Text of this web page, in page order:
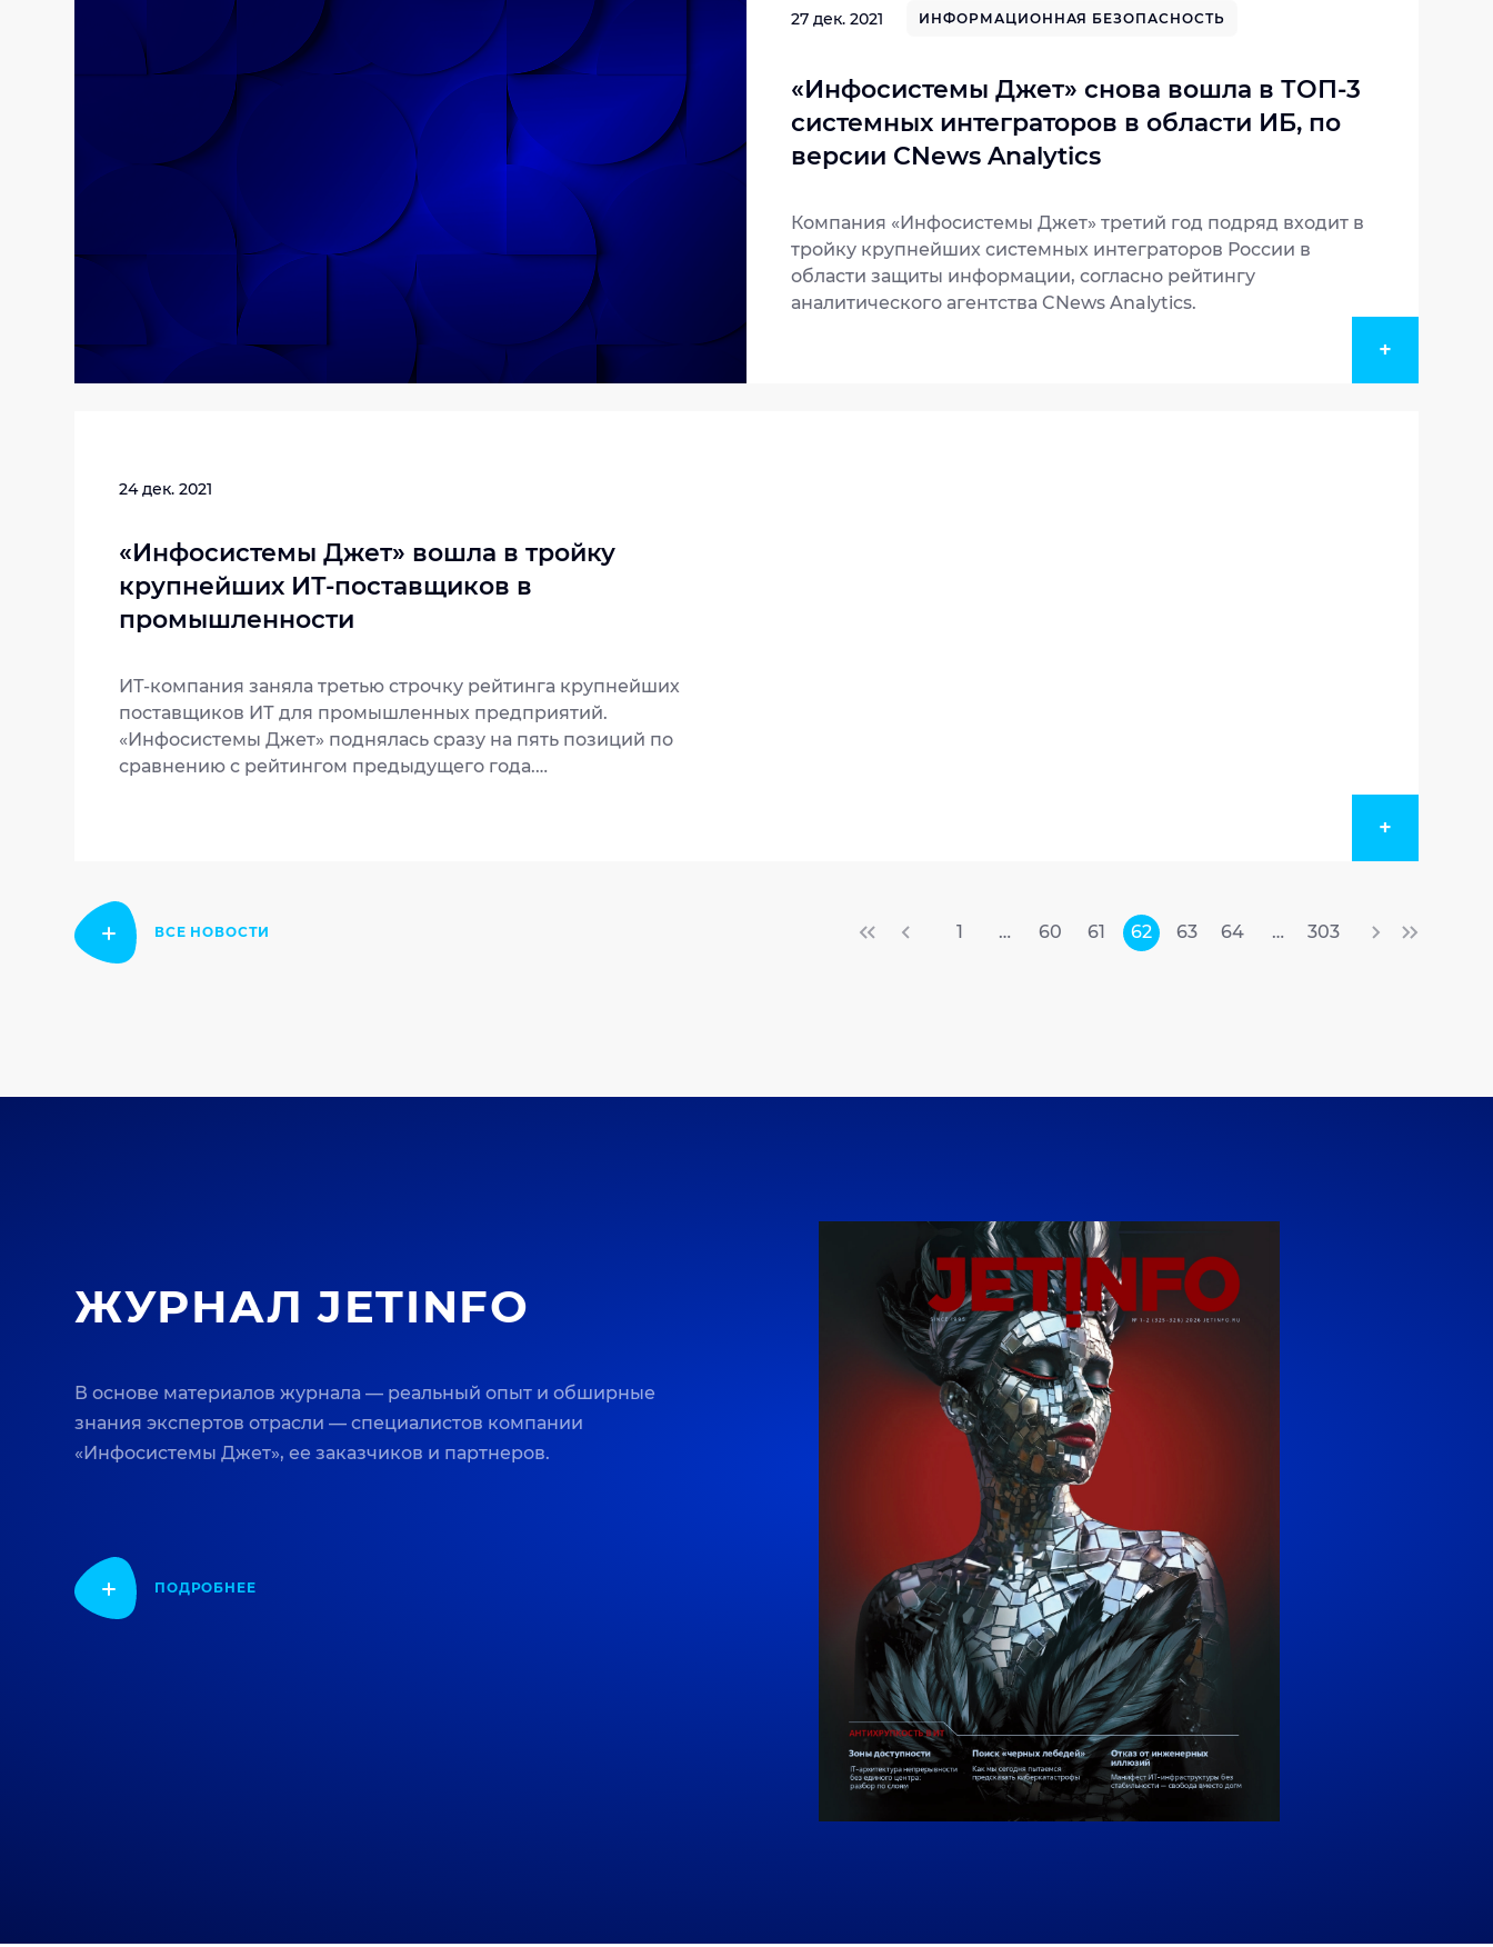
27 дек. 2021 ИНФОРМАЦИОННАЯ БЕЗОПАСНОСТЬ
«Инфосистемы Джет» снова вошла в ТОП-3
системных интеграторов в области ИБ, по
версии CNews Analytics
Компания «Инфосистемы Джет» третий год подряд входит в
тройку крупнейших системных интеграторов России в
области защиты информации, согласно рейтингу
аналитического агентства CNews Analytics.
+
24 дек. 2021
«Инфосистемы Джет» вошла в тройку
крупнейших ИТ-поставщиков в
промышленности
ИТ-компания заняла третью строчку рейтинга крупнейших
поставщиков ИТ для промышленных предприятий.
«Инфосистемы Джет» поднялась сразу на пять позиций по
сравнению с рейтингом предыдущего года.
+
ВСЕ НОВОСТИ 1 … 60 61 62 63 64 … 303
ЖУРНАЛ JETINFO
В основе материалов журнала — реальный опыт и обширные
знания экспертов отрасли — специалистов компании
«Инфосистемы Джет», ее заказчиков и партнеров.
ПОДРОБНЕЕ